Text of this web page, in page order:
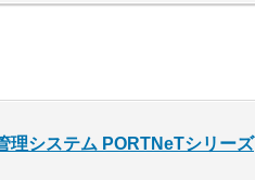
理システム PORTNeTシリーズ